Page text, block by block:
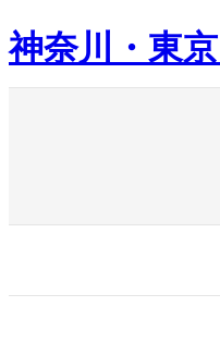
容
を
神奈川・東